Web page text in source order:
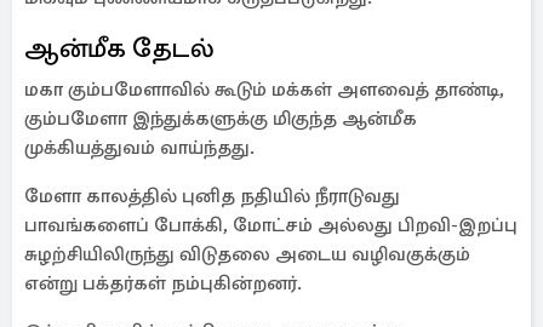
ஆன்மீக தேடல்
மகா கும்பமேளாவில் கூடும் மக்கள் அளவைத் தாண்டி,
கும்பமேளா இந்துக்களுக்கு மிகுந்த ஆன்மீக
முக்கியத்துவம் வாய்ந்தது.
மேளா காலத்தில் புனித நதியில் நீராடுவது
பாவங்களைப் போக்கி, மோட்சம் அல்லது பிறவி-இறப்பு
சுழற்சியிலிருந்து விடுதலை அடைய வழிவகுக்கும்
என்று பக்தர்கள் நம்புகின்றனர்.